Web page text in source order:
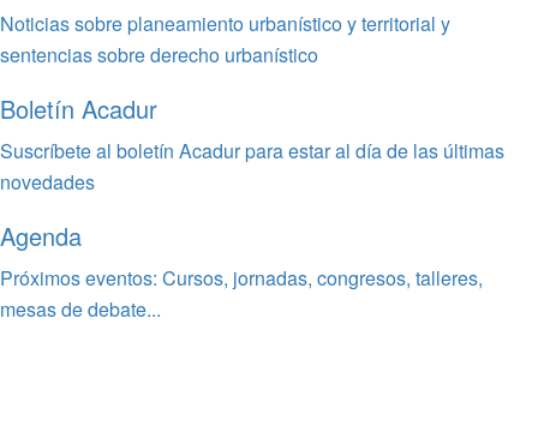
Noticias sobre planeamiento urbanístico y territorial y
sentencias sobre derecho urbanístico
Boletín Acadur
Suscríbete al boletín Acadur para estar al día de las últimas
novedades
Agenda
Próximos eventos: Cursos, jornadas, congresos, talleres,
mesas de debate...